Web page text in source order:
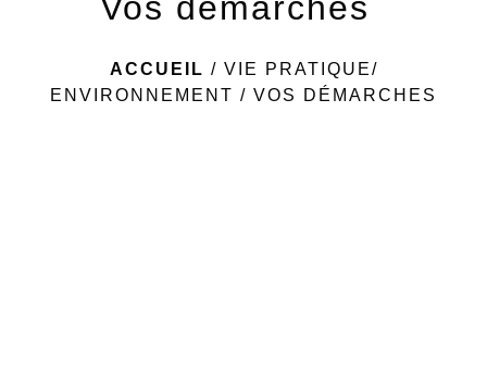
ACCUEIL / VIE PRATIQUE/
ENVIRONNEMENT / VOS DÉMARCHES